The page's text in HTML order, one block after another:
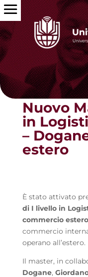
Torna
Nuovo
in
–
estero
È stato attivato
di I livello in
commercio estero
commercio
operano all’estero.
Il master, in
Dogane,